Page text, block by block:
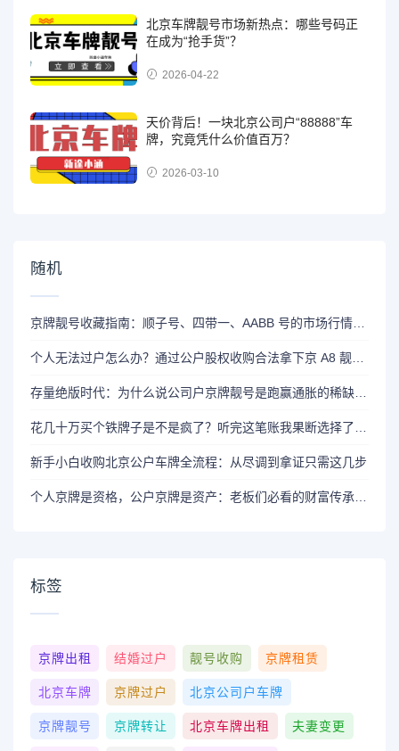
北京车牌靓号市场新热点：哪些号码正
在成为“抢手货”？
2026-04-22
天价背后！一块北京公司户“88888”车
牌，究竟凭什么价值百万？
2026-03-10
随机
京牌靓号收藏指南：顺子号、四带一、AABB 号的市场行情与寓意
个人无法过户怎么办？通过公户股权收购合法拿下京 A8 靓号全攻略
存量绝版时代：为什么说公司户京牌靓号是跑赢通胀的稀缺资源
花几十万买个铁牌子是不是疯了？听完这笔账我果断选择了公户收购
新手小白收购北京公户车牌全流程：从尽调到拿证只需这几步
个人京牌是资格，公户京牌是资产：老板们必看的财富传承逻辑
标签
京牌出租 结婚过户 靓号收购 京牌租赁
北京车牌 京牌过户 北京公司户车牌
京牌靓号 京牌转让 北京车牌出租 夫妻变更